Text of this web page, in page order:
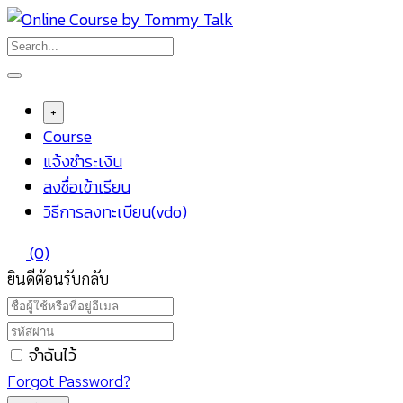
Skip
to
content
+
Course
แจ้งชำระเงิน
ลงชื่อเข้าเรียน
วิธีการลงทะเบียน(vdo)
(0)
ยินดีต้อนรับกลับ
จำฉันไว้
Forgot Password?